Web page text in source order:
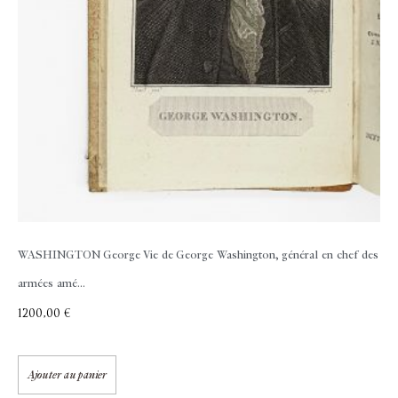
WASHINGTON George Vie de George Washington, général en chef des
armées amé...
1200,00 €
Ajouter au panier